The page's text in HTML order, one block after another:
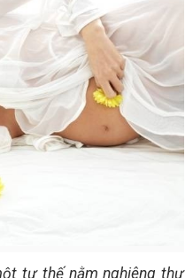
tư thế nằm nghiêng thư